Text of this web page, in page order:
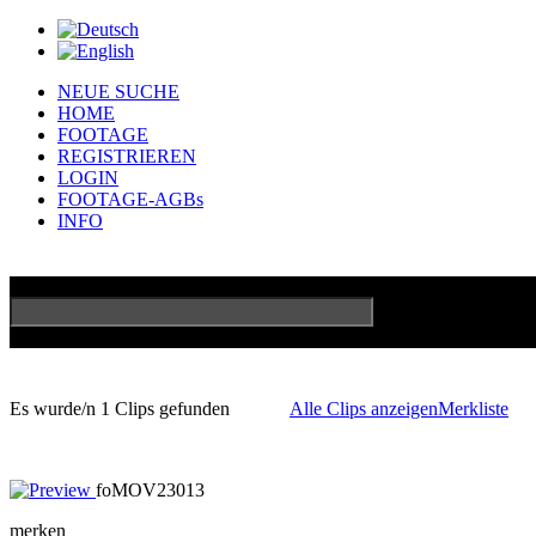
NEUE SUCHE
HOME
FOOTAGE
REGISTRIEREN
LOGIN
FOOTAGE-AGBs
INFO
Es wurde/n 1 Clips gefunden Alle Clips anzeigenMerkliste
foMOV23013
merken